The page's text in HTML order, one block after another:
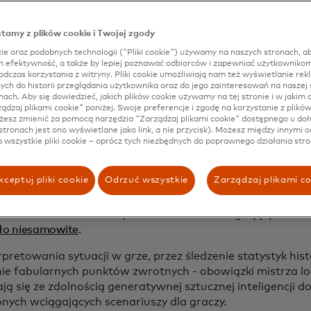
sztucznej inteligencji w minionym roku i
ta technologia.
inteligencja "opanowująca" lochy
piętnazwiązanego z Dungeons and Dragons,
do wilgotnych piwnic w latach 80-tych,
jest to główny element fabuły serialu Netflix "Stranger
2023"Baldur's Gate 3" jest osadzona w
sztuczna inteligencja może poprawić wrażenia kapitanów
lochów? Jeden z użytkowników Reddita grający w
niesamowite.
sytuacji w grze, przez śledzenie statystyk
fabularnych punktów zwrotnych - obowiązki mistrza
się ze zdolnością generatywnej sztucznej inteligencji
wciągających scenariuszy dla graczy.
z plików cookie i Twojej zgody
oraz podobnych technologii ("Pliki cookie") używamy na naszych stronach,
efektywność, a także by lepiej poznawać odbiorców i zapewniać
korzystania z witryny. Pliki cookie umożliwiają nam też wyświetlanie
do historii przeglądania użytkownika oraz do jego zainteresowań na naszej
Aby się dowiedzieć, jakich plików cookie używamy na tej stronie i w jakim
plikami cookie" poniżej. Swoje preferencje i zgodę na korzystanie z
zmienić za pomocą narzędzia "Zarządzaj plikami cookie" dostępnego u
jest ono wyświetlane jako link, a nie przycisk). Możesz między innymi
wszystkie pliki cookie – oprócz tych niezbędnych do poprawnego działania
pliki cookie Odrzuć wszystkie Zarządzaj plikami